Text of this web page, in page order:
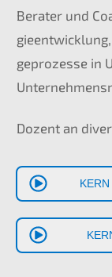
Berater und
ge­pro­zes­se in
Dozent an
KERN